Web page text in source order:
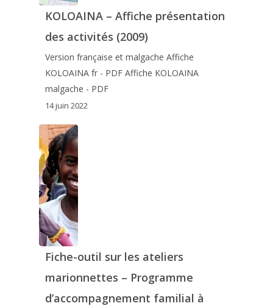
KOLOAINA – Affiche présentation
des activités (2009)
Version française et malgache Affiche
KOLOAINA fr - PDF Affiche KOLOAINA
malgache - PDF
14 juin 2022
Fiche-outil sur les ateliers
marionnettes – Programme
d’accompagnement familial à